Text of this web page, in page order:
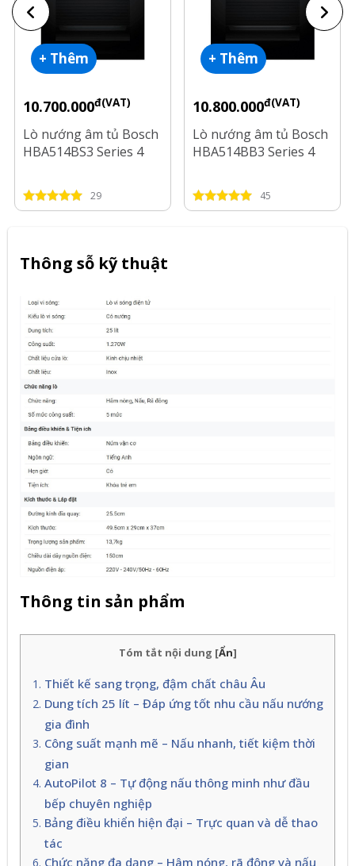
+ Thêm
10.700.000đ(VAT)
Lò nướng âm tủ Bosch
HBA514BS3 Series 4
29
+ Thêm
10.800.000đ(VAT)
Lò nướng âm tủ Bosch
HBA514BB3 Series 4
45
Thông sỗ kỹ thuật
Thông tin sản phẩm
Tóm tắt nội dung [Ẩn]
Thiết kế sang trọng, đậm chất châu Âu
Dung tích 25 lít – Đáp ứng tốt nhu cầu nấu nướng
gia đình
Công suất mạnh mẽ – Nấu nhanh, tiết kiệm thời
gian
AutoPilot 8 – Tự động nấu thông minh như đầu
bếp chuyên nghiệp
Bảng điều khiển hiện đại – Trực quan và dễ thao
tác
Chức năng đa dạng – Hâm nóng, rã đông và nấu